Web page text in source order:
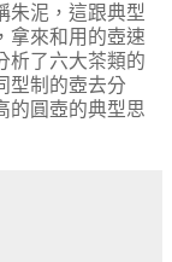
朱泥，這跟典型
拿來和用的壺速
析了六大茶類的
型制的壺去分
的圓壺的典型思